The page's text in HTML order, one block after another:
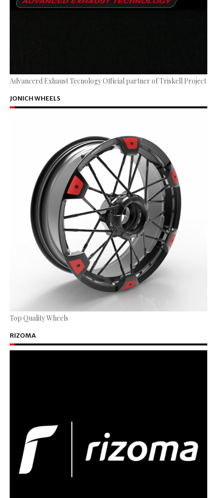
Advancerd Exhaust Tecnology Official partner of Triskell Project
JONICH WHEELS
Top Quality Wheels
RIZOMA